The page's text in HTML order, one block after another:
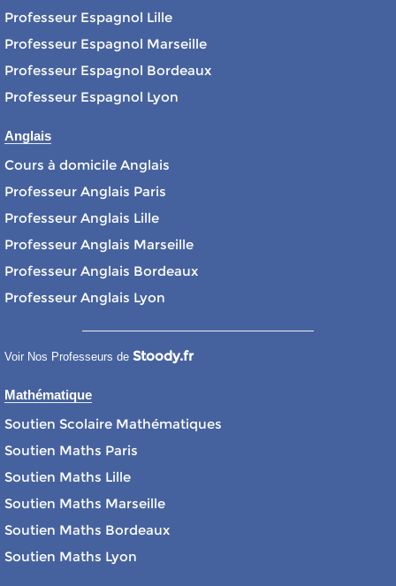
Professeur Espagnol Lille
Professeur Espagnol Marseille
Professeur Espagnol Bordeaux
Professeur Espagnol Lyon
Anglais
Cours à domicile Anglais
Professeur Anglais Paris
Professeur Anglais Lille
Professeur Anglais Marseille
Professeur Anglais Bordeaux
Professeur Anglais Lyon
Voir Nos Professeurs de Stoody.fr
Mathématique
Soutien Scolaire Mathématiques
Soutien Maths Paris
Soutien Maths Lille
Soutien Maths Marseille
Soutien Maths Bordeaux
Soutien Maths Lyon